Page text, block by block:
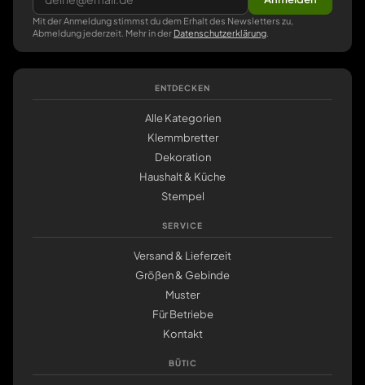
Mit der Anmeldung stimmst du dem Erhalt des Newsletters zu,
Abmeldung jederzeit. Mehr in der Datenschutzerklärung
ENTDECKEN
Alle Kategorien
Klemmbretter
Dekoration
Haushalt & Küche
Stempel
SERVICE
Versand & Lieferzeit
Größen & Gebinde
Muster
Für Betriebe
Kontakt
BÜTIC